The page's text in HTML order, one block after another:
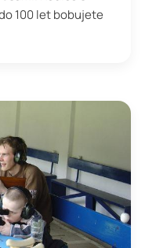
100 let bobujete